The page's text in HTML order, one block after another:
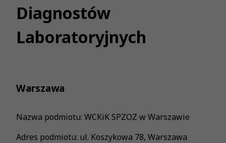
Diagnostów
Laboratoryjnych
Warszawa
Nazwa podmiotu: WCKiK SPZOZ w Warszawie
Adres podmiotu: ul. Koszykowa 78, Warszawa